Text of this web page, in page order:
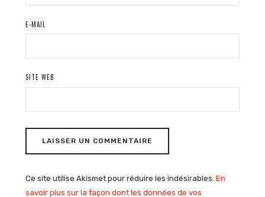
E-MAIL
SITE WEB
Ce site utilise Akismet pour réduire les indésirables. En
savoir plus sur la façon dont les données de vos